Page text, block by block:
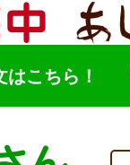
こちら！